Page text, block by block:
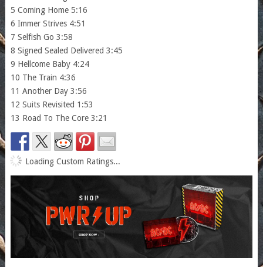
5 Coming Home 5:16
6 Immer Strives 4:51
7 Selfish Go 3:58
8 Signed Sealed Delivered 3:45
9 Hellcome Baby 4:24
10 The Train 4:36
11 Another Day 3:56
12 Suits Revisited 1:53
13 Road To The Core 3:21
Loading Custom Ratings...